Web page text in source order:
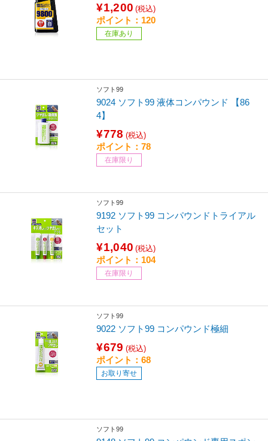
¥1,200 (税込)
ポイント：120
在庫あり
ソフト99
9024 ソフト99 液体コンパウンド 【86
4】
¥778 (税込)
ポイント：78
在庫限り
ソフト99
9192 ソフト99 コンパウンドトライアル
セット
¥1,040 (税込)
ポイント：104
在庫限り
ソフト99
9022 ソフト99 コンパウンド極細
¥679 (税込)
ポイント：68
お取り寄せ
ソフト99